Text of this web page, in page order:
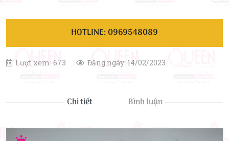
HOTLINE: 0969548089
Lượt xem: 673 Đăng ngày: 14/02/2023
Chi tiết Bình luận